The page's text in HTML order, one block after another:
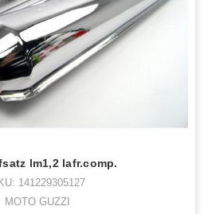
lm1,2 lafr.comp.
141229305127
MOTO GUZZI